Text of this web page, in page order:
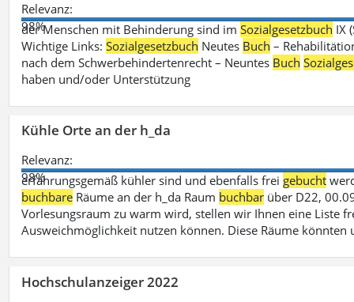
Relevanz:
98%
der Menschen mit Behinderung sind imSozialgesetzbuch IX
Wichtige Links:Sozialgesetzbuch Neutes Buch –
nach dem Schwerbehindertenrecht – Neuntes Buch
haben und/oder Unterstützung
Kühle Orte an der h_da
Relevanz:
98%
erfahrungsgemäß kühler sind und ebenfalls frei gebucht
buchbare Räume an der h_da Raum buchbar über D22,
Vorlesungsraum zu warm wird, stellen wir Ihnen eine Liste
Ausweichmöglichkeit nutzen können. Diese Räume könnten
Hochschulanzeiger 2022